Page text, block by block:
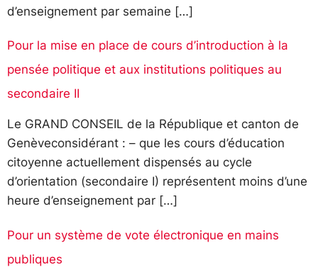
d’enseignement par semaine […]
Pour la mise en place de cours d’introduction à la
pensée politique et aux institutions politiques au
secondaire II
Le GRAND CONSEIL de la République et canton de
Genèveconsidérant : – que les cours d’éducation
citoyenne actuellement dispensés au cycle
d’orientation (secondaire I) représentent moins d’une
heure d’enseignement par […]
Pour un système de vote électronique en mains
publiques